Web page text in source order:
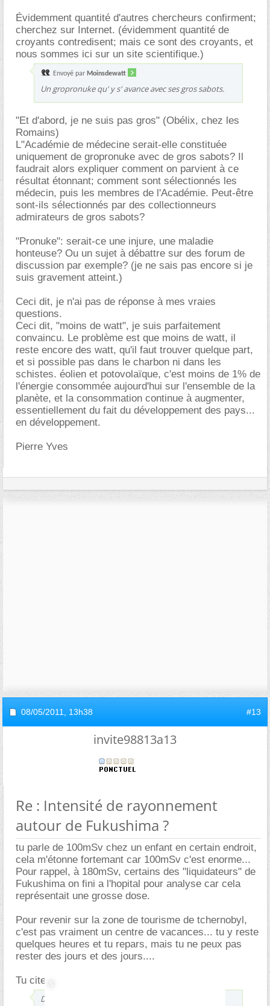
Évidemment quantité d'autres chercheurs confirment;
cherchez sur Internet. (évidemment quantité de
croyants contredisent; mais ce sont des croyants, et
nous sommes ici sur un site scientifique.)
Envoyé par Moinsdewatt
Un gropronuke qu' y s' avance avec ses gros sabots.
"Et d'abord, je ne suis pas gros" (Obélix, chez les
Romains)
L"Académie de médecine serait-elle constituée
uniquement de gropronuke avec de gros sabots? Il
faudrait alors expliquer comment on parvient à ce
résultat étonnant; comment sont sélectionnés les
médecin, puis les membres de l'Académie. Peut-être
sont-ils sélectionnés par des collectionneurs
admirateurs de gros sabots?
"Pronuke": serait-ce une injure, une maladie
honteuse? Ou un sujet à débattre sur des forum de
discussion par exemple? (je ne sais pas encore si je
suis gravement atteint.)
Ceci dit, je n'ai pas de réponse à mes vraies
questions.
Ceci dit, "moins de watt", je suis parfaitement
convaincu. Le problème est que moins de watt, il
reste encore des watt, qu'il faut trouver quelque part,
et si possible pas dans le charbon ni dans les
schistes. éolien et potovolaïque, c'est moins de 1% de
l'énergie consommée aujourd'hui sur l'ensemble de la
planète, et la consommation continue à augmenter,
essentiellement du fait du développement des pays...
en développement.
Pierre Yves
08/05/2011, 13h38 #13
invite98813a13
Re : Intensité de rayonnement
autour de Fukushima ?
tu parle de 100mSv chez un enfant en certain endroit,
cela m'étonne fortemant car 100mSv c'est enorme...
Pour rappel, à 180mSv, certains des "liquidateurs" de
Fukushima on fini a l'hopital pour analyse car cela
représentait une grosse dose.
Pour revenir sur la zone de tourisme de tchernobyl,
c'est pas vraiment un centre de vacances... tu y reste
quelques heures et tu repars, mais tu ne peux pas
rester des jours et des jours....
Tu cite
Dans les groupes ayant reçu plus de 200 mSv chez